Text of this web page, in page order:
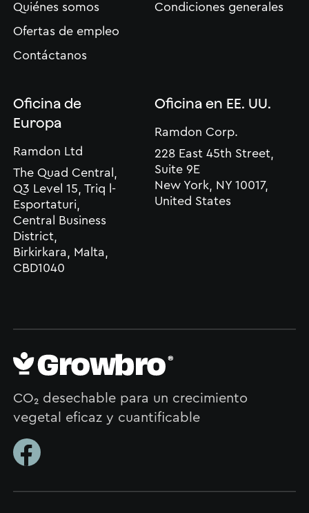
Quiénes somos
Ofertas de empleo
Contáctanos
Oficina de
Europa
Ramdon Ltd
The Quad Central,
Q3 Level 15, Triq l-
Esportaturi,
Central Business
District,
Birkirkara, Malta,
CBD1040
Oficina en EE. UU.
Ramdon Corp.
228 East 45th Street,
Suite 9E
New York, NY 10017,
United States
Condiciones generales
CO₂ desechable para un crecimiento
vegetal eficaz y cuantificable